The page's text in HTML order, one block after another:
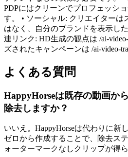
PDPにはクリーンでプロフェッシ
す。 • ソーシャル: クリエイターは
はなく、自分のブランドを表示し
連リンク: HD生成の観点は /ai-
ズされたキャンペーンは /ai-video-
よくある質問
HappyHorseは既存の動画か
除去しますか？
いいえ。HappyHorseは代わりに新
ゼロから作成することで、除去ス
ォーターマークなしクリップが得ら